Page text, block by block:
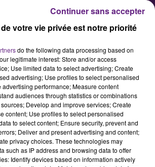
redescendent dans
à Dijon
plusieurs syndicats, des
de manifester
votre vie privée est notre priorité
do the following data processing based on
legitimate interest: Store and/or access
Use limited data to select advertising; Create
advertising; Use profiles to select personalised
performance; Measure content
audiences through statistics or combinations
Develop and improve services; Create
content; Use profiles to select personalised
to select content; Ensure security, prevent and
Deliver and present advertising and content;
privacy choices. These technologies may
such as IP address and browsing data to offer
Identify devices based on information actively
Continuer sans accepter